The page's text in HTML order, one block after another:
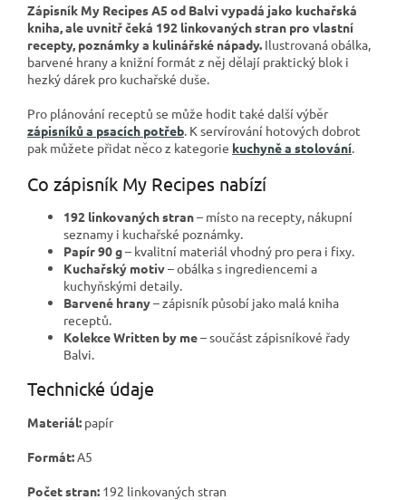
Zápisník My Recipes A5 od Balvi vypadá jako kuchařská
kniha, ale uvnitř čeká 192 linkovaných stran pro vlastní
recepty, poznámky a kulinářské nápady. Ilustrovaná obálka,
barvené hrany a knižní formát z něj dělají praktický blok i
hezký dárek pro kuchařské duše.
Pro plánování receptů se může hodit také další výběr
zápisníků a psacích potřeb. K servírování hotových dobrot
pak můžete přidat něco z kategorie kuchyně a stolování.
Co zápisník My Recipes nabízí
192 linkovaných stran– místo na recepty, nákupní
seznamy i kuchařské poznámky.
Papír 90 g– kvalitní materiál vhodný pro pera i fixy.
Kuchařský motiv– obálka s ingrediencemi a
kuchyňskými detaily.
Barvené hrany– zápisník působí jako malá kniha
receptů.
Kolekce Written by me– součást zápisníkové řady
Balvi.
Technické údaje
Materiál: papír
Formát: A5
Počet stran: 192 linkovaných stran